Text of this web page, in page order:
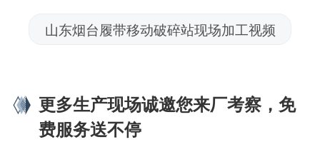
山东烟台履带移动破碎站现场加工视频
更多生产现场诚邀您来厂考察，免
费服务送不停